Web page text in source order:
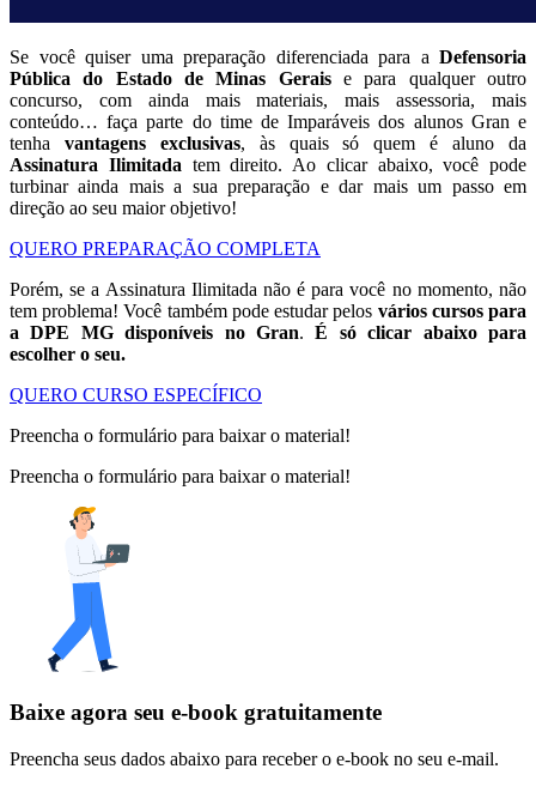
Se você quiser uma preparação diferenciada para aDefensoria
Pública do Estado de Minas Gerais e para qualquer outro
concurso, com ainda mais materiais, mais assessoria, mais
conteúdo… faça parte do time de Imparáveis dos alunos Gran e
tenha vantagens exclusivas, às quais só quem é aluno da
Assinatura Ilimitadatem direito. Ao clicar abaixo, você pode
turbinar ainda mais a sua preparação e dar mais um passo em
direção ao seu maior objetivo!
QUERO PREPARAÇÃO COMPLETA
Porém, se a Assinatura Ilimitada não é para você no momento, não
tem problema! Você também pode estudar pelos vários cursos para
a DPE MG disponíveis no Gran. É só clicar abaixo para
escolher o seu.
QUERO CURSO ESPECÍFICO
Preencha o formulário para baixar o material!
Preencha o formulário para baixar o material!
Baixe agora seu e-book gratuitamente
Preencha seus dados abaixo para receber o e-book no seu e-mail.